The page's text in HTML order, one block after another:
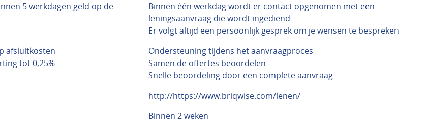
5 werkdagen geld op de
Binnen één werkdag wordt er contact opgenomen met een
leningsaanvraag die wordt ingediend
Er volgt altijd een persoonlijk gesprek om je wensen te bespreken
afsluitkosten
tot 0,25%
Ondersteuning tijdens het aanvraagproces
Samen de offertes beoordelen
Snelle beoordeling door een complete aanvraag
http://https://www.briqwise.com/lenen/
Binnen 2 weken